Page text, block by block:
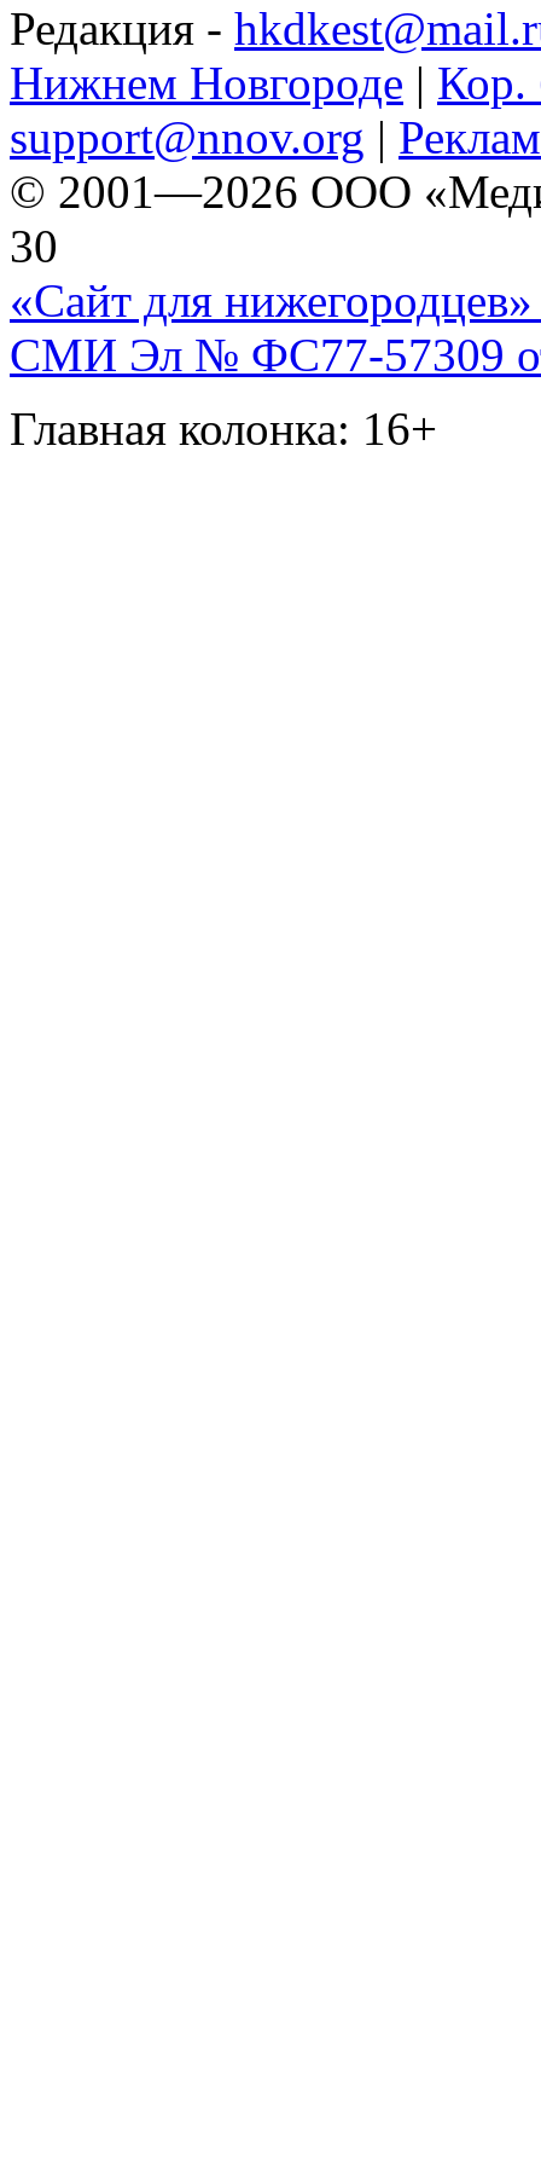
Редакция -
Нижнем Новгороде | Кор.
support@nnov.org |
© 2001—2026 ООО
30
«Сайт для нижегородцев»
СМИ Эл № ФС77-57309
Главная колонка: 16+